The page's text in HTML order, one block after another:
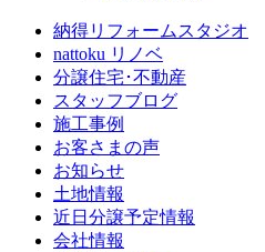
納得リフォームスタジオ
nattoku リノベ
分譲住宅･不動産
スタッフブログ
施工事例
お客さまの声
お知らせ
土地情報
近日分譲予定情報
会社情報